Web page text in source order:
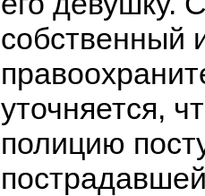
собственный
уточняется,
полицию